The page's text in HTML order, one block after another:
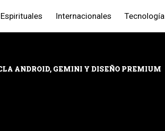
Espirituales Internacionales Tecnología
ANDROID, GEMINI Y DISEÑO PREMIUM